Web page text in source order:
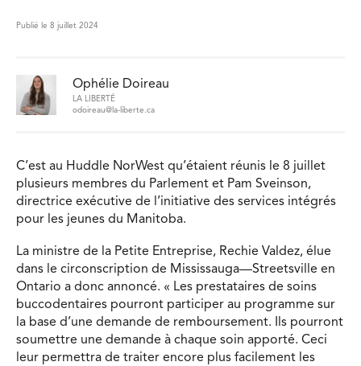
Publié le 8 juillet 2024
Ophélie Doireau
LA LIBERTÉ
odoireau@la-liberte.ca
C’est au Huddle NorWest qu’étaient réunis le 8 juillet
plusieurs membres du Parlement et Pam Sveinson,
directrice exécutive de l’initiative des services intégrés
pour les jeunes du Manitoba.
La ministre de la Petite Entreprise, Rechie Valdez, élue
dans le circonscription de Mississauga—Streetsville en
Ontario a donc annoncé. « Les prestataires de soins
buccodentaires pourront participer au programme sur
la base d’une demande de remboursement. Ils pourront
soumettre une demande à chaque soin apporté. Ceci
leur permettra de traiter encore plus facilement les